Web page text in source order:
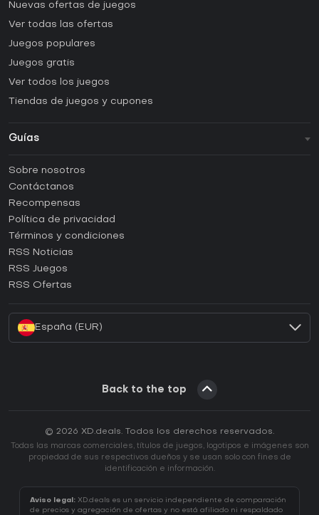
Nuevas ofertas de juegos
Ver todas las ofertas
Juegos populares
Juegos gratis
Ver todos los juegos
Tiendas de juegos y cupones
Guías
Guías y tutoriales
¿Cómo activar una CD Key de Steam?
¿Cómo activar una CD Key de Epic Games?
¿Cómo activar una CD Key de GOG?
¿Cómo activar una CD Key de Ubisoft Connect?
Sobre nosotros
Contáctanos
Recompensas
Política de privacidad
Términos y condiciones
RSS Noticias
RSS Juegos
RSS Ofertas
España (EUR)
Back to the top
© 2026 XD.deals. Todos los derechos reservados.
Todas las marcas comerciales, títulos de juegos, logotipos e imágenes son
propiedad de sus respectivos dueños y se usan solo con fines de
identificación e información.
Aviso legal: XD.deals es un servicio independiente de comparación
de precios y agregación de ofertas y no está afiliado ni respaldado